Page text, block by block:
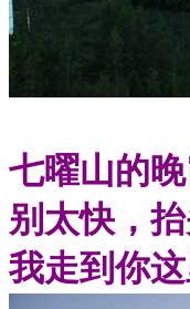
七曜山的
别太快，
我走到你这